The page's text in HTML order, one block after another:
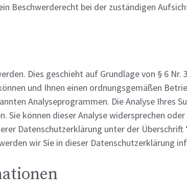
Beschwerderecht bei der zuständigen
Dies geschieht auf Grundlage von § 6 Nr.
und Ihnen einen ordnungsgemäßen
Analyseprogrammen. Die Analyse Ihres
können dieser Analyse widersprechen
Datenschutzerklärung unter der Überschrift
wir Sie in dieser Datenschutzerklärung